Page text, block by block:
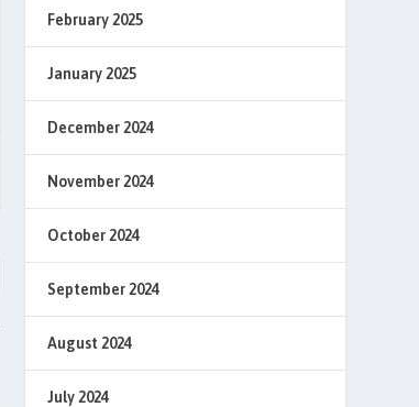
February 2025
January 2025
December 2024
November 2024
October 2024
September 2024
August 2024
July 2024